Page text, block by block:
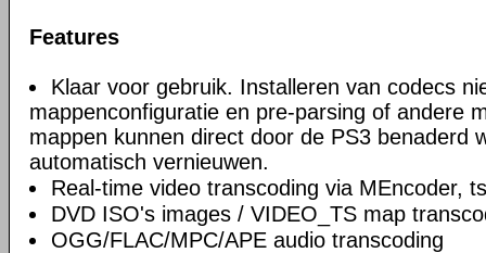
Features
Klaar voor gebruik. Installeren van codecs
mappenconfiguratie en pre-parsing of andere
mappen kunnen direct door de PS3 benaderd
automatisch vernieuwen.
Real-time video transcoding via MEncoder,
DVD ISO's images / VIDEO_TS map
OGG/FLAC/MPC/APE audio transcoding